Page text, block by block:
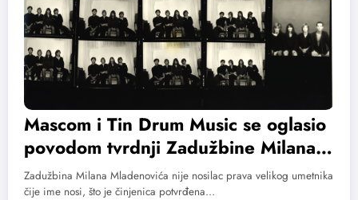
Mascom i Tin Drum Music se oglasio
povodom tvrdnji Zadužbine Milana
Mladenovića
Zadužbina Milana Mladenovića nije nosilac prava velikog umetnika
čije ime nosi, što je činjenica potvrđena…